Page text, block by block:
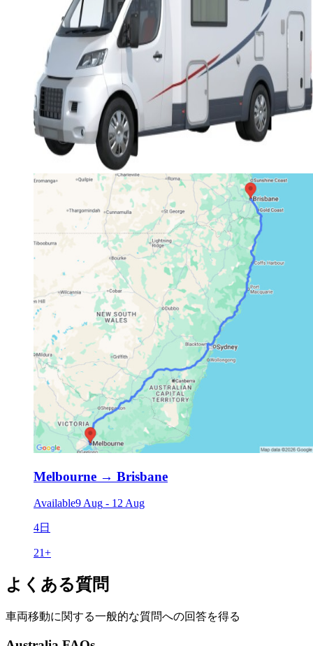
Melbourne → Brisbane
Available9 Aug - 12 Aug
4日
21+
よくある質問
車両移動に関する一般的な質問への回答を得る